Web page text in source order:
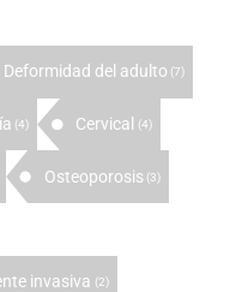
Deformidad del adulto (7)
(4) Cervical (4)
Osteoporosis (3)
invasiva (2)